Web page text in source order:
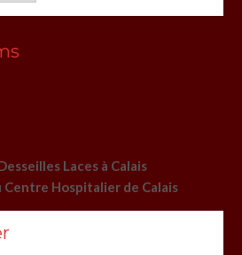
Laces à Calais
Centre Hospitalier de Calais